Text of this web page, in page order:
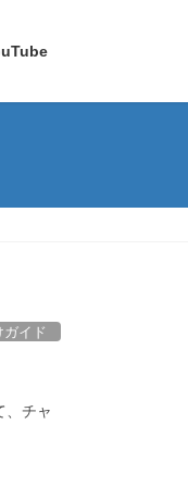
イド
チャ